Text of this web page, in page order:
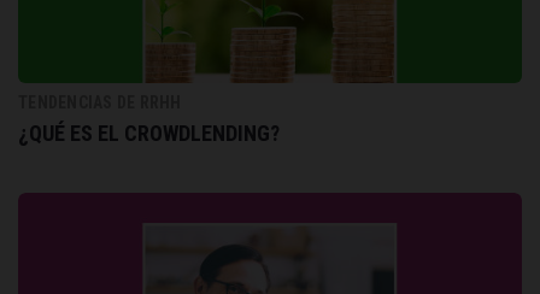
¿QUÉ ES EL CROWDLENDING?